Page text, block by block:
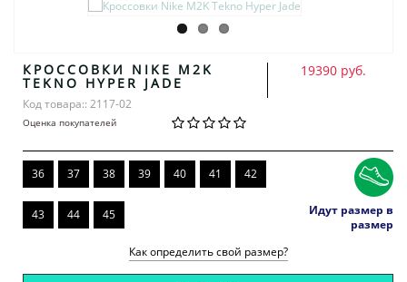
КРОССОВКИ NIKE M2K
TEKNO HYPER JADE
Код товара:: 2117-02
Оценка покупателей
19390 руб.
36 37 38 39 40 41 42
43 44 45
Идут размер в
размер
Как определить свой размер?